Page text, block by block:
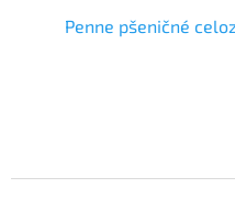
Penne pšeničné